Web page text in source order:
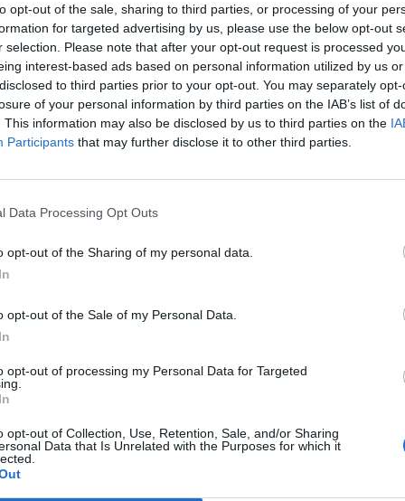
opt-out of the sale, sharing to third parties, or processing of your
for targeted advertising by us, please use the below opt-out
selection. Please note that after your opt-out request is processed
interest-based ads based on personal information utilized by us
to third parties prior to your opt-out. You may separately
of your personal information by third parties on the IAB’s list of
This information may also be disclosed by us to third parties on the
Participants that may further disclose it to other third parties.
Data Processing Opt Outs
opt-out of the Sharing of my personal data.
opt-out of the Sale of my Personal Data.
opt-out of processing my Personal Data for Targeted
opt-out of Collection, Use, Retention, Sale, and/or Sharing
Data that Is Unrelated with the Purposes for which it
possiede. La Gm fa il punto sulle relazioni
nel suo rapporto 10-k, quello che una
deve dare al mercato un'illustrazione
della situazione delle società quotate a
Agli investitori americani Gm ricorda poi
le banche di affari a determinare il
Auto, con una procedura prevista
se sarà il caso di iniettare nuovi capitali
Trump, Meloni e la strategia